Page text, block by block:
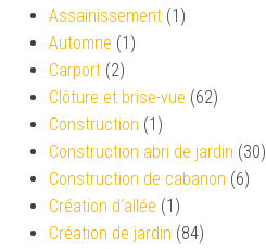
Assainissement (1)
Automne (1)
Carport (2)
Clôture et brise-vue (62)
Construction (1)
Construction abri de jardin (30)
Construction de cabanon (6)
Création d’allée (1)
Création de jardin (84)